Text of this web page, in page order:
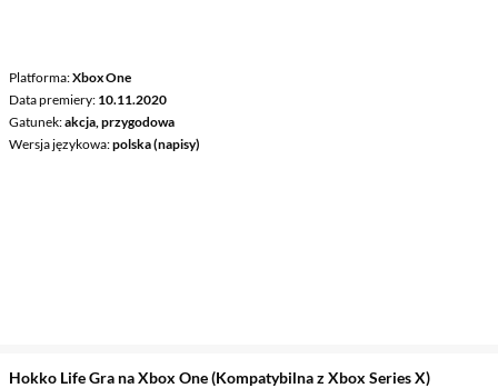
Platforma Xbox One
Data premiery 10.11.2020
Gatunek akcja, przygodowa
Wersja językowa polska (napisy)
Hokko Life Gra na Xbox One (Kompatybilna z Xbox Series X)